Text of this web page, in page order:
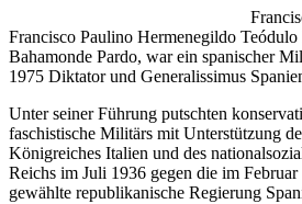
Francisco Paulino Hermenegildo
Bahamonde Pardo, war ein spanischer
1975 Diktator und Generalissimus
Unter seiner Führung putschten
faschistische Militärs mit Unterstützung
Königreiches Italien und des
Reichs im Juli 1936 gegen die im
gewählte republikanische Regierung